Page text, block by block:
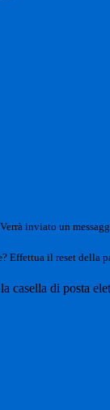
Verrà inviato un
Effettua il reset della
casella di posta